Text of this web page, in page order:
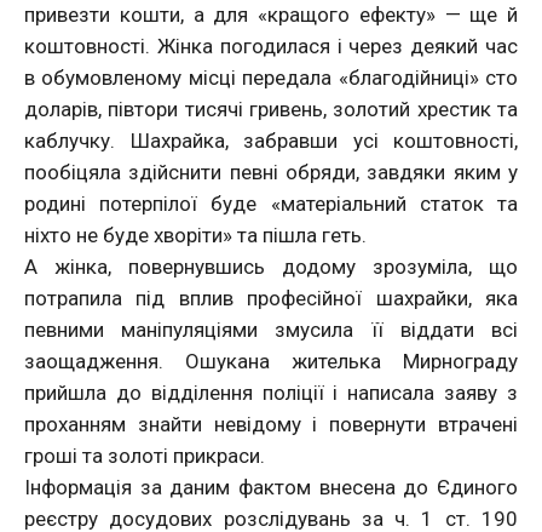
привезти кошти, а для «кращого ефекту» — ще й
коштовності. Жінка погодилася і через деякий час
в обумовленому місці передала «благодійниці» сто
доларів, півтори тисячі гривень, золотий хрестик та
каблучку. Шахрайка, забравши усі коштовності,
пообіцяла здійснити певні обряди, завдяки яким у
родині потерпілої буде «матеріальний статок та
ніхто не буде хворіти» та пішла геть.
А жінка, повернувшись додому зрозуміла, що
потрапила під вплив професійної шахрайки, яка
певними маніпуляціями змусила її віддати всі
заощадження. Ошукана жителька Мирнограду
прийшла до відділення поліції і написала заяву з
проханням знайти невідому і повернути втрачені
гроші та золоті прикраси.
Інформація за даним фактом внесена до Єдиного
реєстру досудових розслідувань за ч. 1 ст. 190